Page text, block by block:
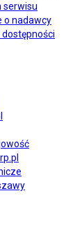
serwisu
o nadawcy
dostępności